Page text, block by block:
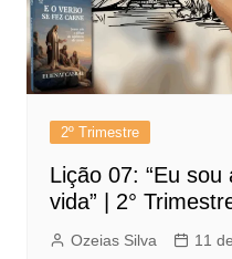
2º Trimestre
Lição 07: “Eu
vida” | 2°
Ozeias Silva 11